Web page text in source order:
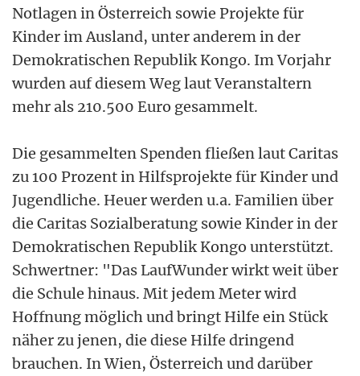
Notlagen in Österreich sowie Projekte für
Kinder im Ausland, unter anderem in der
Demokratischen Republik Kongo. Im Vorjahr
wurden auf diesem Weg laut Veranstaltern
mehr als 210.500 Euro gesammelt.
Die gesammelten Spenden fließen laut Caritas
zu 100 Prozent in Hilfsprojekte für Kinder und
Jugendliche. Heuer werden u.a. Familien über
die Caritas Sozialberatung sowie Kinder in der
Demokratischen Republik Kongo unterstützt.
Schwertner: "Das LaufWunder wirkt weit über
die Schule hinaus. Mit jedem Meter wird
Hoffnung möglich und bringt Hilfe ein Stück
näher zu jenen, die diese Hilfe dringend
brauchen. In Wien, Österreich und darüber